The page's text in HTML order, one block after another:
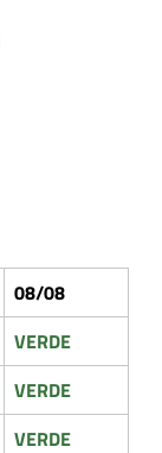
08/08
VERDE
VERDE
VERDE